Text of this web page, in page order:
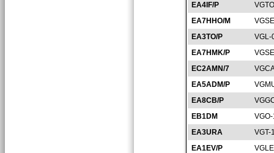
EA4IF/P
EA7HHO/M
EA3TO/P
VGL-
EA7HMK/P
EC2AMN/7
EA5ADM/P
EA8CB/P
EB1DM
EA3URA
VGT-
EA1EV/P